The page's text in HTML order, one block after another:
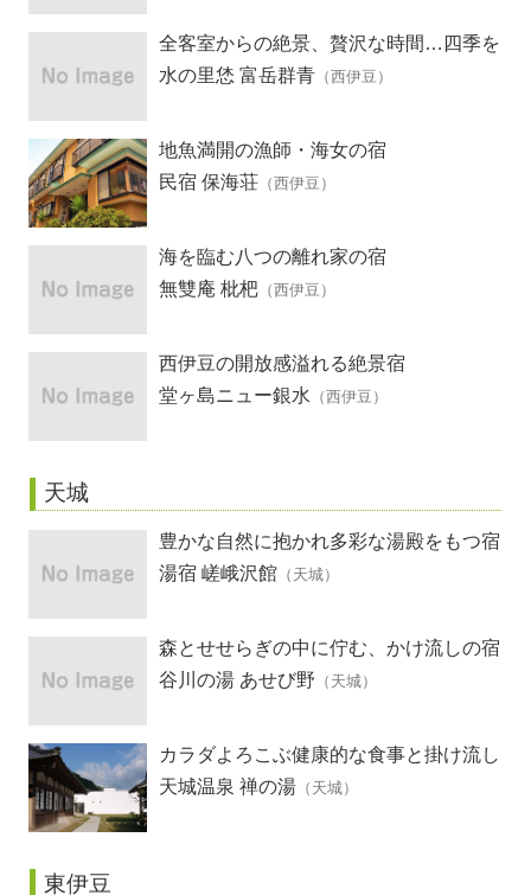
全客室からの絶景、贅沢な時間…四季を
愛る宿
水の里恷 富岳群青 （西伊豆）
地魚満開の漁師・海女の宿
民宿 保海荘 （西伊豆）
海を臨む八つの離れ家の宿
無雙庵 枇杷 （西伊豆）
西伊豆の開放感溢れる絶景宿
堂ヶ島ニュー銀水 （西伊豆）
天城
豊かな自然に抱かれ多彩な湯殿をもつ宿
湯宿 嵯峨沢館 （天城）
森とせせらぎの中に佇む、かけ流しの宿
谷川の湯 あせび野 （天城）
カラダよろこぶ健康的な食事と掛け流し
温泉の宿
天城温泉 禅の湯 （天城）
東伊豆